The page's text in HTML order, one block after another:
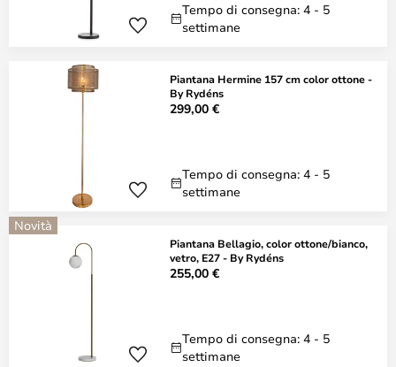
Tempo di consegna: 4 - 5
settimane
Piantana Hermine 157 cm color ottone -
By Rydéns
299,00 €
Tempo di consegna: 4 - 5
settimane
Novità
Piantana Bellagio, color ottone/bianco,
vetro, E27 - By Rydéns
255,00 €
Tempo di consegna: 4 - 5
settimane